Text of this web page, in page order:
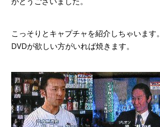
こっそりとキャプチャを紹介しちゃいます。
DVDが欲しい方がいれば焼きます。